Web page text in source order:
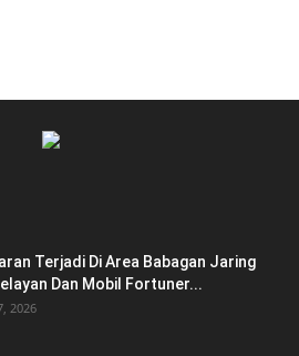
Terjadi Di Area Babagan Jaring
Dan Mobil Fortuner...
2026